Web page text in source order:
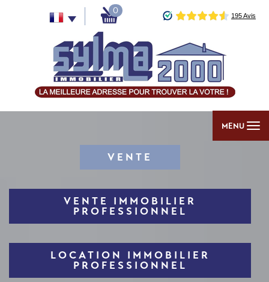
0
MENU
VENTE
VENTE IMMOBILIER
PROFESSIONNEL
LOCATION IMMOBILIER
PROFESSIONNEL